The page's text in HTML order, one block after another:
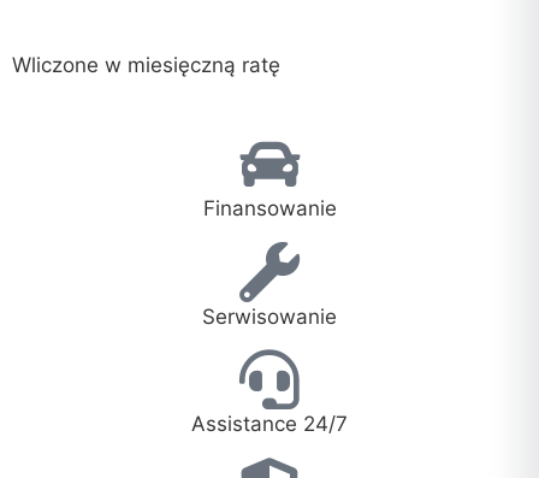
Wliczone w miesięczną ratę
Finansowanie
Serwisowanie
Assistance 24/7